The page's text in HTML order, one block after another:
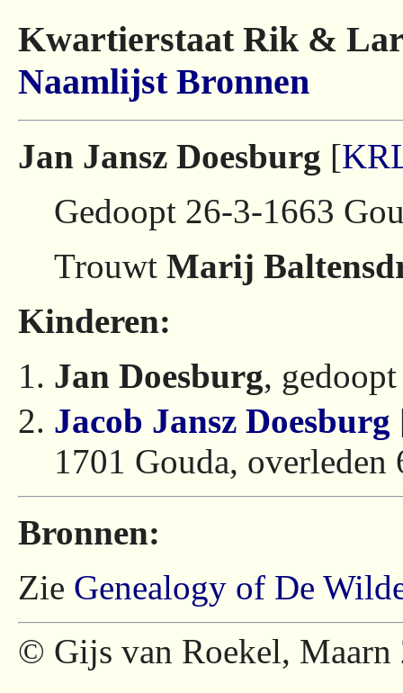
Kwartierstaat Rik &
Naamlijst Bronnen
Jan Jansz Doesburg [
Gedoopt 26-3-1663
Trouwt Marij
Kinderen:
Jan Doesburg,
Jacob Jansz Doesburg
1701 Gouda, overleden
Bronnen:
Zie Genealogy of De
© Gijs van Roekel, Maarn